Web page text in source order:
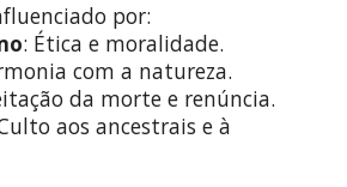
por:
: Ética e moralidade.
com a natureza.
da morte e renúncia.
aos ancestrais e à